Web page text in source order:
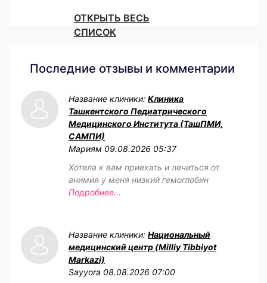
ОТКРЫТЬ ВЕСЬ
СПИСОК
Последние отзывы и комментарии
Название клиники: Клиника
Ташкентского Педиатрического
Медицинского Института (ТашПМИ,
САМПИ)
Мариям 09.08.2026 05:37
Хотела к вам приехать и лечиться от
анимия у меня низкий гемоглобин
Подробнее...
Название клиники: Национальный
медицинский центр (Milliy Tibbiyot
Markazi)
Sayyora 08.08.2026 07:00